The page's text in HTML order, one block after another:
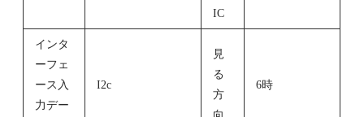
IC
インタ
ーフェ
ース入
力デー
I2c
見
る
方
6時